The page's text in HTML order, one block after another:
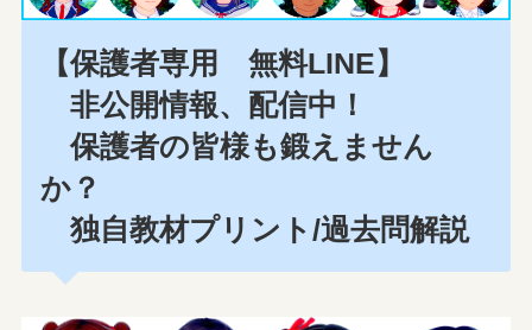
【保護者専用 無料LINE】
非公開情報、配信中！
保護者の皆様も鍛えません
か？
独自教材プリント/過去問解説